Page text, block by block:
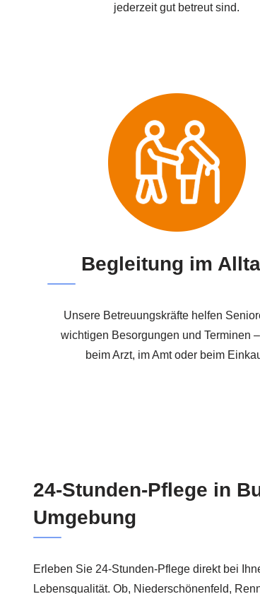
jederzeit gut betreut sind.
Begleitung im
Unsere Betreuungskräfte helfen
wichtigen Besorgungen und Terminen
beim Arzt, im Amt oder beim
24-Stunden-Pflege in
Umgebung
Erleben Sie 24-Stunden-Pflege direkt bei
Lebensqualität. Ob, Niederschönenfeld,